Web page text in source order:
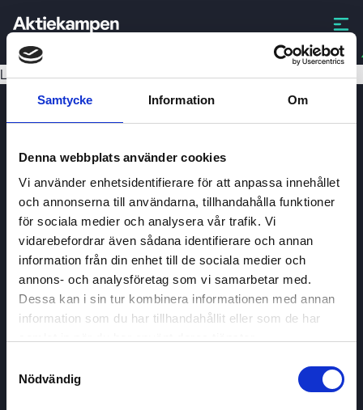
Samtycke Information Om
Denna webbplats använder cookies
Vi använder enhetsidentifierare för att anpassa innehållet
och annonserna till användarna, tillhandahålla funktioner
för sociala medier och analysera vår trafik. Vi
vidarebefordrar även sådana identifierare och annan
information från din enhet till de sociala medier och
annons- och analysföretag som vi samarbetar med.
Dessa kan i sin tur kombinera informationen med annan
information som du har tillhandahållit eller som de har
Nödvändig
ABNB
Laddar data...
OmAktiekampen
Integritetspolicy
About cookies
Villkor
GDPR